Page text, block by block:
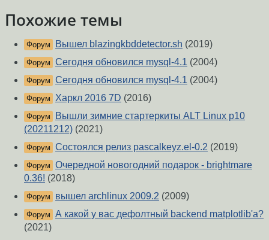
Похожие темы
Форум Вышел blazingkbddetector.sh (2019)
Форум Сегодня обновился mysql-4.1 (2004)
Форум Сегодня обновился mysql-4.1 (2004)
Форум Харкл 2016 7D (2016)
Форум
Вышли зимние стартеркиты ALT Linux p10
(20211212) (2021)
Форум Состоялся релиз pascalkeyz.el-0.2 (2019)
Форум Очередной новогодний подарок - brightmare
0.36! (2018)
Форум вышел archlinux 2009.2 (2009)
Форум А какой у вас дефолтный backend matplotlib'а?
(2021)